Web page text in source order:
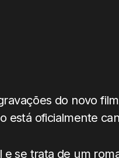
do novo
está oficialmente
se trata de um